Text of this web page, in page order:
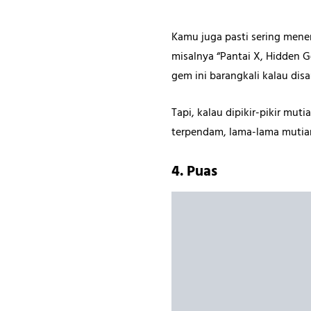
Kamu juga pasti sering
misalnya “Pantai X, Hidden
gem ini barangkali kalau
Tapi, kalau dipikir-pikir
terpendam, lama-lama
4. Puas